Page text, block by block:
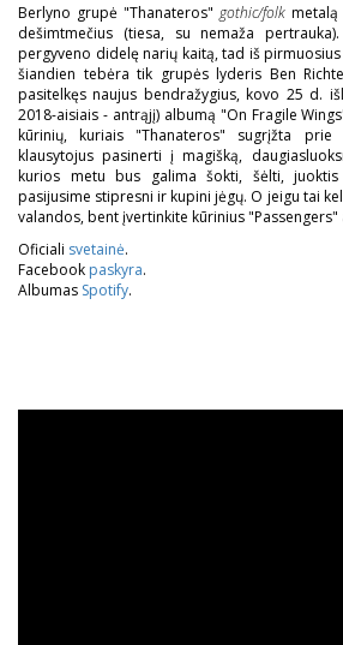
Berlyno grupė "Thanateros"gothic/folk
dešimtmečius (tiesa, su nemaža
pergyveno didelę narių kaitą, tad iš
šiandien tebėra tik grupės lyderis Ben
pasitelkęs naujus bendražygius, kovo 25 d.
2018-aisiais - antrąjį) albumą "On Fragile
kūrinių, kuriais "Thanateros" sugrįžta
klausytojus pasinerti į magišką,
kurios metu bus galima šokti, šėlti,
pasijusime stipresni ir kupini jėgų. O jeigu tai
valandos, bent įvertinkite kūrinius "Passengers"
Oficiali svetainė.
Facebook paskyra.
Albumas Spotify.